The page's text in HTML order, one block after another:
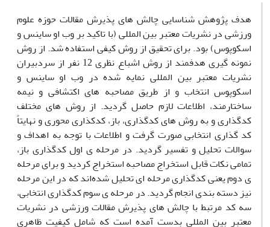
هدف پژوهش شناسایی چالش های پذیرش مقالات حوزه علوم
ورزشی در نشریات معتبر بین المللی (با تاکید بر وب او ساینس و
اسکوپوس) بود. برای تحقیق از روش کیفی استفاده شد. از روش
نمونه گیری هدفمند از روش اشباع نظری 12 نفر از سردبیران
نشریات معتبر بین المللی نمایه شده در وب او ساینس و
اسکوپوس انتخاب و از طریق مصاحبه های اکتشافی و نیمه
ساختارمند، اطلاعات لازم حاصل گردید. از روش های مختلف
کدگذاری و به روش های کدگذاری، باز، کدکذاری محوری و نهایتاً
کد گذاری انتخابی صورت گرفت و اطلاعات با توجه به اهداف و
سوالات تحلیل و تفسیر گردید. در مرحله ی اول کدگذاری باز،
تمامی نکات قابل استخراج مصاحبه استخراج کردید و برای مرحله
ی دوم یعنی کدگذاری مرحله ای تحلیل شده‌اند که در این مرحله
نیز دسته بندی انجام گردید. در مرحله ی سوم کدگذاری انتخابی،
سه کد مرتبط با چالش های پذیرش مقالات ورزشی در نشریات
معتبر بین المللی بدست آمده است که شامل کیفیت ظاهری